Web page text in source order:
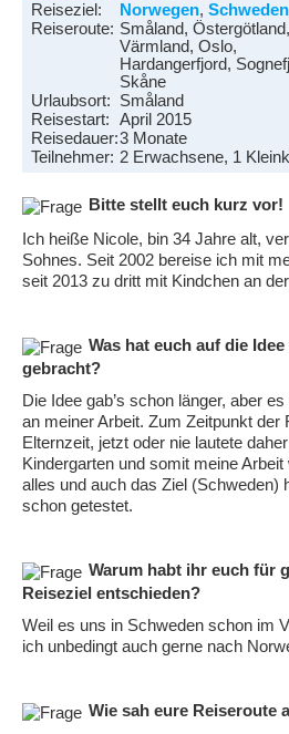
Reiseziel:
Norwegen,Schweden
Reiseroute: Småland, Östergötland,
Värmland, Oslo,
Hardangerfjord,
Skåne
Urlaubsort:
Småland
Reisestart:
April 2015
Reisedauer:3 Monate
Teilnehmer: 2 Erwachsene, 1
Bitte stellt euch kurz vor!
Ich heiße Nicole, bin 34 Jahre alt,
Sohnes. Seit 2002 bereise ich mit
seit 2013 zu dritt mit Kindchen an
Was hat euch auf die
gebracht?
Die Idee gab’s schon länger, aber
an meiner Arbeit. Zum Zeitpunkt der
Elternzeit, jetzt oder nie lautete
Kindergarten und somit meine
alles und auch das Ziel (Schweden)
schon getestet.
Warum habt ihr euch für
Reiseziel entschieden?
Weil es uns in Schweden schon im
ich unbedingt auch gerne nach
Wie sah eure Reiseroute